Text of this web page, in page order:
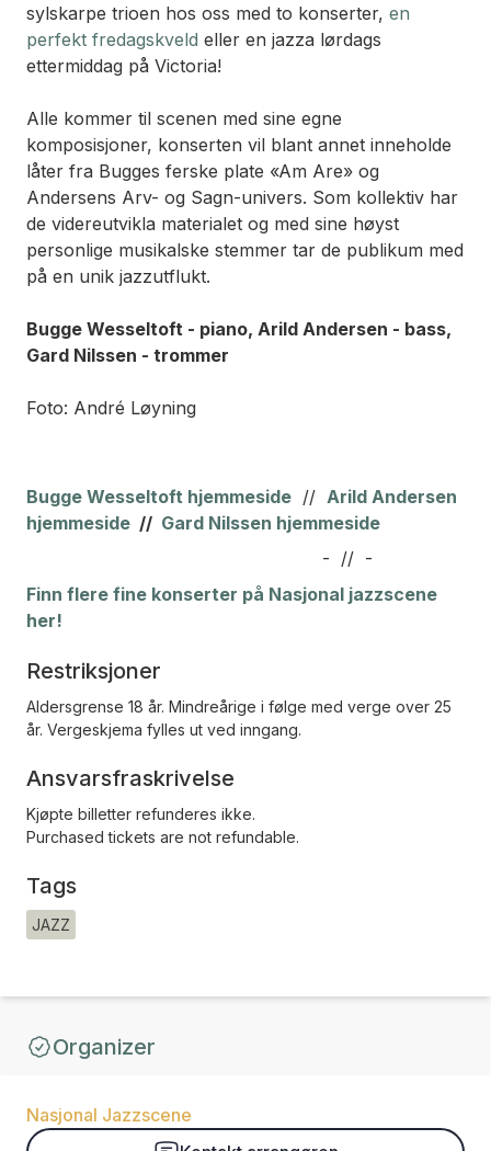
sylskarpe trioen hos oss med to konserter, en
perfekt fredagskveld eller en jazza lørdags
ettermiddag på Victoria!
Alle kommer til scenen med sine egne
komposisjoner, konserten vil blant annet inneholde
låter fra Bugges ferske plate «Am Are» og
Andersens Arv- og Sagn-univers. Som kollektiv har
de videreutvikla materialet og med sine høyst
personlige musikalske stemmer tar de publikum med
på en unik jazzutflukt.
Bugge Wesseltoft - piano, Arild Andersen - bass,
Gard Nilssen - trommer
Foto: André Løyning
Bugge Wesseltoft hjemmeside // Arild Andersen
hjemmeside // Gard Nilssen hjemmeside
- // -
Finn flere fine konserter på Nasjonal jazzscene
her!
Restriksjoner
Aldersgrense 18 år. Mindreårige i følge med verge over 25
år. Vergeskjema fylles ut ved inngang.
Ansvarsfraskrivelse
Kjøpte billetter refunderes ikke.
Purchased tickets are not refundable.
Tags
JAZZ
Organizer
Nasjonal Jazzscene